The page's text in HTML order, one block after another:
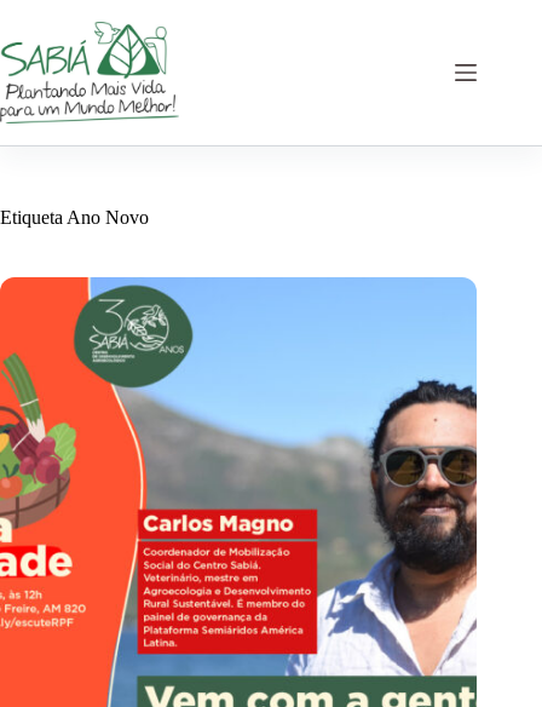
contenido
Etiqueta Ano Novo